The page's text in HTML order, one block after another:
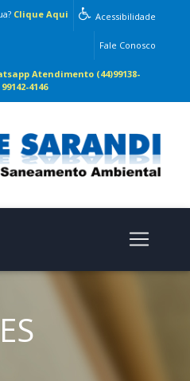
Acessibilidade
Clique Aqui
Fale Conosco
Atendimento (44)99138-
4146